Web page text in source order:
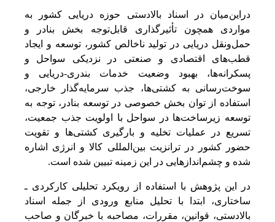
دراین‌میان در اسناد بالادستی‌ حوزه دریایی‌ کشور به‌
مواردی همچون تأثیرگذاری قابل‌توجه‌ بخش‌ بنادر و
حمل‌‌ونقل‌ دریایی‌ در تولید ناخالص‌ کشور، توسعه‌ و ایجاد
قطب‌های اقتصادی و صنعتی‌ در نزدیکی‌ سواحل‌ و
پسکرانه‌ها، بهبود وضعیت‌ خدمات بندری-دریایی‌ و
سوخت‌رسانی‌ به‌ کشتی‌ها، جذب سرمایه‌گذار خارجی‌،
استفاده از توان بخش‌ خصوصی‌ در توسعه‌ بنادر، توجه‌ به‌
توسعه‌ زیرساخت‌ها در سواحل‌ با اولویت‌ جذب جمعیت‌،
تسریع‌ در عملیات تخلیه‌ و بارگیری کشتی‌ها و تقویت‌
حضور کشور در ترانزیت‌ بین‌المللی‌ کالا و انرژی اشاره
شده و چشم‌اندازهایی‌ در این‌ زمینه‌ تبیین‌ شده است‌.
در این پژوهش با استفاده از رویکرد تحلیلی کارکردی ـ
ساختاری، ابتدا با تحلیل منابع ورودی از جمله اسناد
بالادستی، قوانین، مقررات، مصاحبه با خبرگان و صاحب